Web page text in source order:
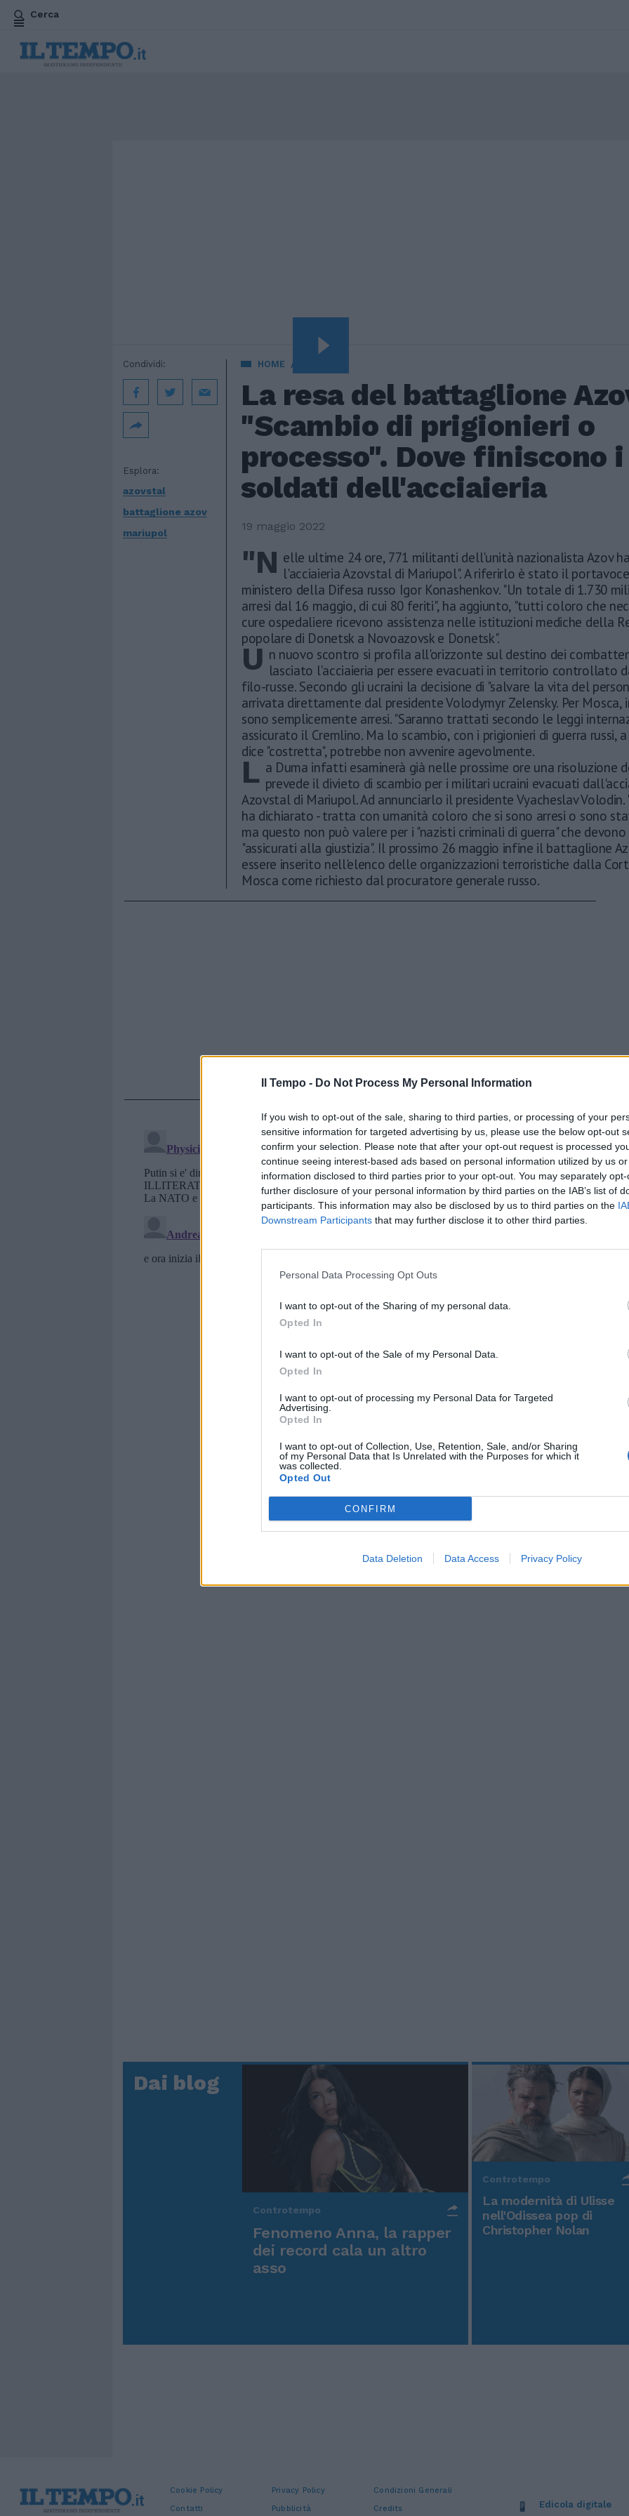
Il Tempo - Do Not Process My Personal Information
If you wish to opt-out of the sale, sharing to third parties, or processing of your
sensitive information for targeted advertising by us, please use the below opt-out
confirm your selection. Please note that after your opt-out request is processed
continue seeing interest-based ads based on personal information utilized by us
information disclosed to third parties prior to your opt-out. You may separately
further disclosure of your personal information by third parties on the IAB’s list of
participants. This information may also be disclosed by us to third parties on the
Downstream Participants that may further disclose it to other third parties.
Personal Data Processing Opt Outs
I want to opt-out of the Sharing of my personal data.
Opted In
I want to opt-out of the Sale of my Personal Data.
Opted In
I want to opt-out of processing my Personal Data for Targeted
Advertising.
Opted In
I want to opt-out of Collection, Use, Retention, Sale, and/or Sharing
of my Personal Data that Is Unrelated with the Purposes for which it
was collected.
Opted Out
CONFIRM
Data Deletion Data Access Privacy Policy
Cerca
HOME
La resa del battaglione
"Scambio di prigionieri o
processo". Dove finiscono i
soldati dell'acciaieria
19 maggio 2022
Esplora:
azovstal
battaglione azov
mariupol
Condividi:
"N elle ultime 24 ore, 771 militanti dell'unità nazionalista Azov
l'acciaieria Azovstal di Mariupol". A riferirlo è stato il
ministero della Difesa russo Igor Konashenkov. "Un totale di 1.730
arresi dal 16 maggio, di cui 80 feriti", ha aggiunto, "tutti coloro che
cure ospedaliere ricevono assistenza nelle istituzioni mediche della
popolare di Donetsk a Novoazovsk e Donetsk".
U n nuovo scontro si profila all'orizzonte sul destino dei
lasciato l'acciaieria per essere evacuati in territorio controllato
filo-russe. Secondo gli ucraini la decisione di "salvare la vita del
arrivata direttamente dal presidente Volodymyr Zelensky. Per Mosca,
sono semplicemente arresi. "Saranno trattati secondo le leggi
assicurato il Cremlino. Ma lo scambio, con i prigionieri di guerra russi, a
dice "costretta", potrebbe non avvenire agevolmente.
L a Duma infatti esaminerà già nelle prossime ore una risoluzione
prevede il divieto di scambio per i militari ucraini evacuati
Azovstal di Mariupol. Ad annunciarlo il presidente Vyacheslav Volodin.
ha dichiarato - tratta con umanità coloro che si sono arresi o sono
ma questo non può valere per i "nazisti criminali di guerra" che devono
"assicurati alla giustizia". Il prossimo 26 maggio infine il battaglione
essere inserito nell'elenco delle organizzazioni terroristiche dalla
Mosca come richiesto dal procuratore generale russo.
Trump, Meloni e la strategia
Dai blog
Controtempo
Fenomeno Anna, la rapper
dei record cala un altro
asso
Controtempo
La modernità di Ulisse
nell'Odissea pop di
Christopher Nolan
Cookie Policy Privacy Policy
Condizioni Generali
Contatti
Pubblicità Credits Edicola digitale